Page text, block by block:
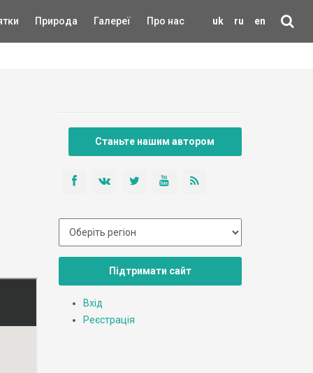
uk ru en
Природа Галереї Про нас
Станьте нашим автором
Підтримати сайт
Вхід
Реєстрація